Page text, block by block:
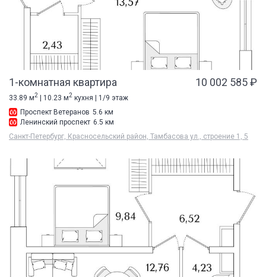
1-комнатная квартира 10 002 585 ₽
33.89 м2 | 10.23 м2 кухня | 1/9 этаж
Проспект Ветеранов 5.6 км
Ленинский проспект 6.5 км
Санкт-Петербург, Красносельский район, Тамбасова ул., строение 1, 5